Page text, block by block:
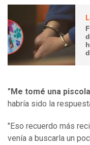
"Me tomé una
habría sido la
"Eso recuerdo más
venía a buscarla un